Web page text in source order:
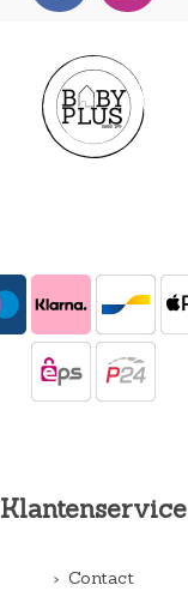
Klantenservice
Contact